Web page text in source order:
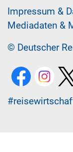
Im­pres­sum &
Me­di­a­da­ten &
© Deutscher